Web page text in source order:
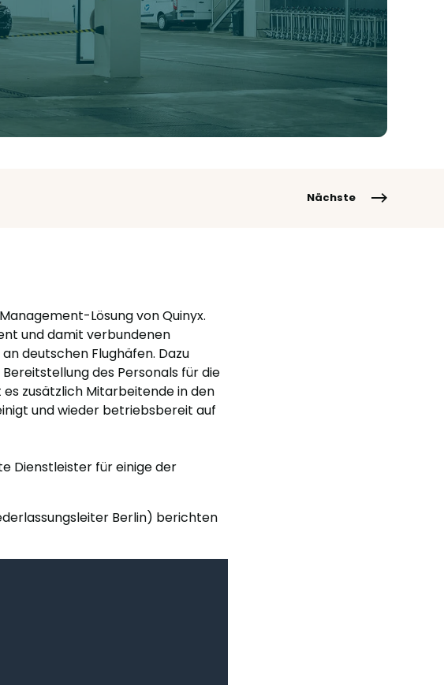
Nächste
Lösung von Quinyx.
und damit verbundenen
deutschen Flughäfen. Dazu
des Personals für die
zusätzlich Mitarbeitende in den
und wieder betriebsbereit auf
Dienstleister für einige der
Berlin) berichten